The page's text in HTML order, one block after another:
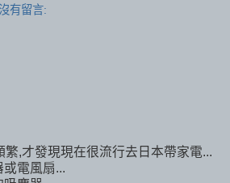
有留言:
,才發現現在很流行去日本帶家電...
電風扇...